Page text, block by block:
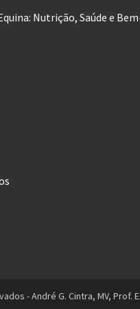
Nutrição, Saúde e
- André G. Cintra, MV, Prof.